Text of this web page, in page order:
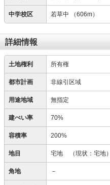
中学校区 若草中 （606m）
詳細情報
土地権利 所有権
都市計画 非線引区域
用途地域 無指定
建ぺい率 70%
容積率 200%
地目 宅地 （現状：宅地）
角地 －